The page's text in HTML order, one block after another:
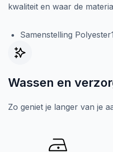
kwaliteit en waar de
Samenstelling
Wassen en
Zo geniet je langer van je